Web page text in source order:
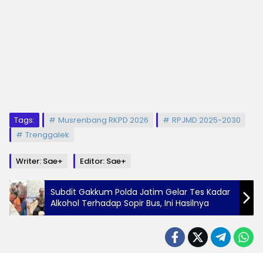
Tags: Musrenbang RKPD 2026
RPJMD 2025-2030
Trenggalek
Writer: Sae+ Editor: Sae+
Subdit Gakkum Polda Jatim Gelar Tes Kadar
Alkohol Terhadap Sopir Bus, Ini Hasilnya